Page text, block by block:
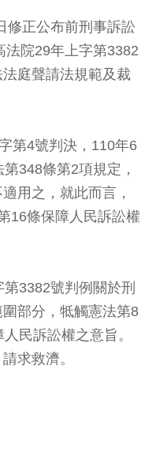
修正公布前刑事訴訟
法院29年上字第3382
庭聲請法規範及裁
第4號判決，110年6
348條第2項規定，
用之，就此而言，
16條保障人民訴訟權
3382號判例關於刑
部分，牴觸憲法第8
民訴訟權之意旨。
求救濟。